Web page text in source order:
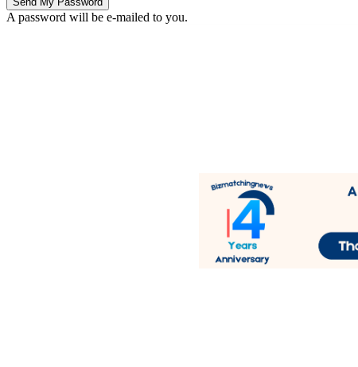
A password will be e-mailed to you.